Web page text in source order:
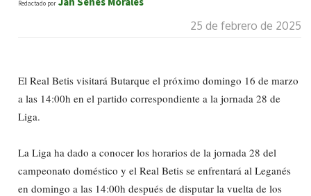
Redactado por
25 de febrero de 2025
El Real Betis visitará Butarque el próximo domingo 16 de marzo
a las 14:00h en el partido correspondiente a la jornada 28 de
Liga.
La Liga ha dado a conocer los horarios de la jornada 28 del
campeonato doméstico y el Real Betis se enfrentará al Leganés
en domingo a las 14:00h después de disputar la vuelta de los